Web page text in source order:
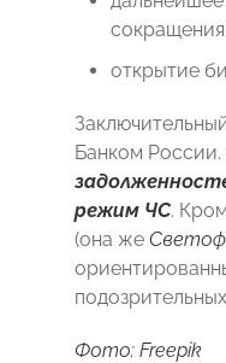
сокращения
открытие
Банком
режим ЧС.
(она же
Фото: Freepik